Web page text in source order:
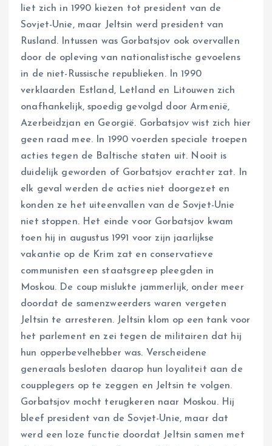
liet zich in 1990 kiezen tot president van de
Sovjet-Unie, maar Jeltsin werd president van
Rusland. Intussen was Gorbatsjov ook overvallen
door de opleving van nationalistische gevoelens
in de niet-Russische republieken. In 1990
verklaarden Estland, Letland en Litouwen zich
onafhankelijk, spoedig gevolgd door Armenië,
Azerbeidzjan en Georgië. Gorbatsjov wist zich hier
geen raad mee. In 1990 voerden speciale troepen
acties tegen de Baltische staten uit. Nooit is
duidelijk geworden of Gorbatsjov erachter zat. In
elk geval werden de acties niet doorgezet en
konden ze het uiteenvallen van de Sovjet-Unie
niet stoppen. Het einde voor Gorbatsjov kwam
toen hij in augustus 1991 voor zijn jaarlijkse
vakantie op de Krim zat en conservatieve
communisten een staatsgreep pleegden in
Moskou. De coup mislukte jammerlijk, onder meer
doordat de samenzweerders waren vergeten
Jeltsin te arresteren. Jeltsin klom op een tank voor
het parlement en zei tegen de militairen dat hij
hun opperbevelhebber was. Verscheidene
generaals besloten daarop hun loyaliteit aan de
coupplegers op te zeggen en Jeltsin te volgen.
Gorbatsjov mocht terugkeren naar Moskou. Hij
bleef president van de Sovjet-Unie, maar dat
werd een loze functie doordat Jeltsin samen met